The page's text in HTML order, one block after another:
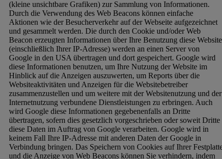
(kleine unsichtbare Grafiken) zur Sammlung von Informationen.
Durch die Verwendung des Web Beacons können einfache
Aktionen wie der Besucherverkehr auf der Webseite aufgezeichnet
und gesammelt werden. Die durch den Cookie und/oder Web
Beacon erzeugten Informationen über Ihre Benutzung diese Website
(einschließlich Ihrer IP-Adresse) werden an einen Server von
Google in den USA übertragen und dort gespeichert. Google wird
diese Informationen benutzen, um Ihre Nutzung der Website im
Hinblick auf die Anzeigen auszuwerten, um Reports über die
Websiteaktivitäten und Anzeigen für die Websitebetreiber
zusammenzustellen und um weitere mit der Websitenutzung und der
Internetnutzung verbundene Dienstleistungen zu erbringen. Auch
wird Google diese Informationen gegebenenfalls an Dritte
übertragen, sofern dies gesetzlich vorgeschrieben oder soweit Dritte
diese Daten im Auftrag von Google verarbeiten. Google wird in
keinem Fall Ihre IP-Adresse mit anderen Daten der Google in
Verbindung bringen. Das Speichern von Cookies auf Ihrer
und die Anzeige von Web Beacons können Sie verhindern, indem